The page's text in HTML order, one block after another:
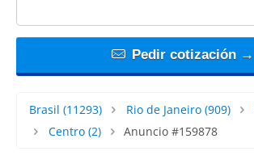
Pedir cotización →
Brasil (11293) Rio de Janeiro(909)
Centro(2) Anuncio #159878